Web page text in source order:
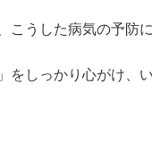
こうした病気の予防
をしっかり心がけ、